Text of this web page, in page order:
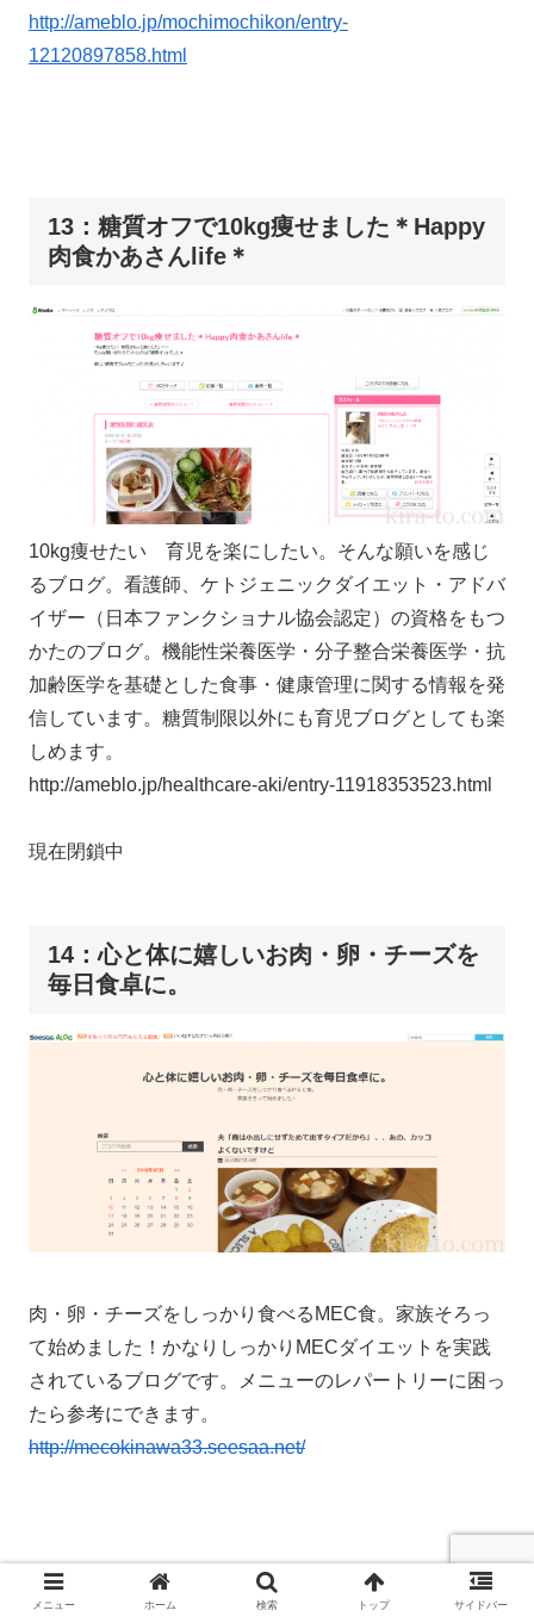
http://ameblo.jp/mochimochikon/entry-
12120897858.html
13：糖質オフで10kg痩せました＊Happy
肉食かあさんlife＊
10kg痩せたい 育児を楽にしたい。そんな願いを感じ
るブログ。看護師、ケトジェニックダイエット・アドバ
イザー（日本ファンクショナル協会認定）の資格をもつ
かたのブログ。機能性栄養医学・分子整合栄養医学・抗
加齢医学を基礎とした食事・健康管理に関する情報を発
信しています。糖質制限以外にも育児ブログとしても楽
しめます。
http://ameblo.jp/healthcare-aki/entry-11918353523.html
現在閉鎖中
14：心と体に嬉しいお肉・卵・チーズを
毎日食卓に。
肉・卵・チーズをしっかり食べるMEC食。家族そろっ
て始めました！かなりしっかりMECダイエットを実践
されているブログです。メニューのレパートリーに困っ
たら参考にできます。
http://mecokinawa33.seesaa.net/
メニュー ホーム 検索 トップ サイドバー